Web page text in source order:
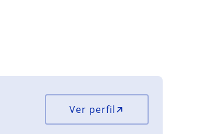
Ver perfil